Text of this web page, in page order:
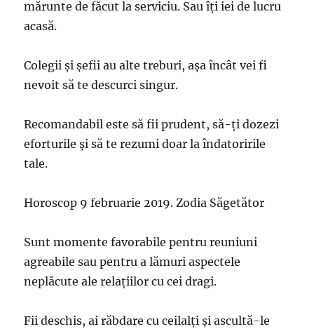
mărunte de făcut la serviciu. Sau îți iei de lucru
acasă.
Colegii și șefii au alte treburi, așa încât vei fi
nevoit să te descurci singur.
Recomandabil este să fii prudent, să-ți dozezi
eforturile și să te rezumi doar la îndatoririle
tale.
Horoscop 9 februarie 2019. Zodia Săgetător
Sunt momente favorabile pentru reuniuni
agreabile sau pentru a lămuri aspectele
neplăcute ale relațiilor cu cei dragi.
Fii deschis, ai răbdare cu ceilalți și ascultă-le